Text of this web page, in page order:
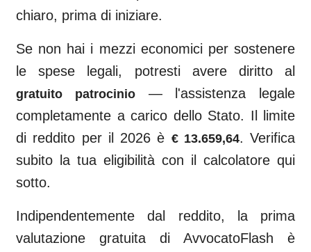
chiaro, prima di iniziare.
Se non hai i mezzi economici per sostenere
le spese legali, potresti avere diritto al
gratuito patrocinio— l'assistenza legale
completamente a carico dello Stato. Il limite
di reddito per il 2026 è € 13.659,64. Verifica
subito la tua eligibilità con il calcolatore qui
sotto.
Indipendentemente dal reddito, la prima
valutazione gratuita di AvvocatoFlash è